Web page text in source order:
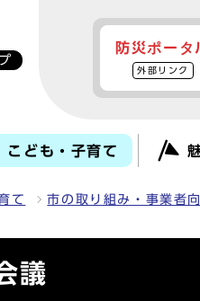
防災ポータ
外部リンク
こども・子育て
て 市の取り組み・事業者
議